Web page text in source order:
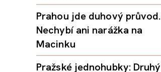
Prahou jde duhový průvod.
Nechybí ani narážka na
Macinku
Pražské jednohubky: Druhý